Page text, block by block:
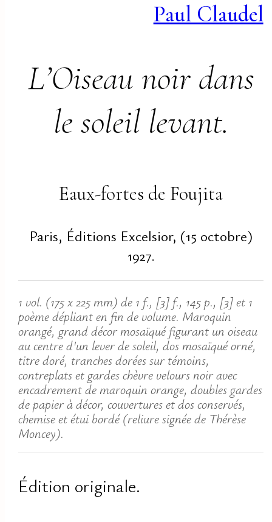
Paul Claudel
L’Oiseau noir dans
le soleil levant.
Eaux-fortes de Foujita
Paris, Éditions Excelsior, (15 octobre)
1927.
1 vol. (175 x 225 mm) de 1 f., [3] f., 145 p., [3] et 1
poème dépliant en fin de volume. Maroquin
orangé, grand décor mosaïqué figurant un oiseau
au centre d'un lever de soleil, dos mosaïqué orné,
titre doré, tranches dorées sur témoins,
contreplats et gardes chèvre velours noir avec
encadrement de maroquin orange, doubles gardes
de papier à décor, couvertures et dos conservés,
chemise et étui bordé (reliure signée de Thérèse
Moncey).
Édition originale.